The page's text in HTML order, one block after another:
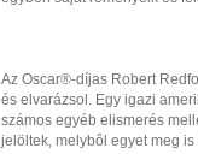
Az Oscar®-díjas Robert
és elvarázsol. Egy igazi
számos egyéb elismerés
jelöltek, melybôl egyet meg is